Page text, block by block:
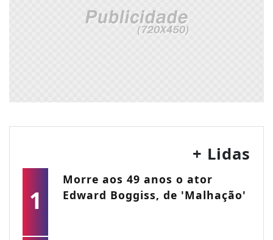
+ Lidas
1
Morre aos 49 anos o ator
Edward Boggiss, de 'Malhação'